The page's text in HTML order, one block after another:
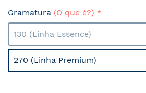
Gramatura (O que é?)
130 (Linha Essence)
270 (Linha Premium)